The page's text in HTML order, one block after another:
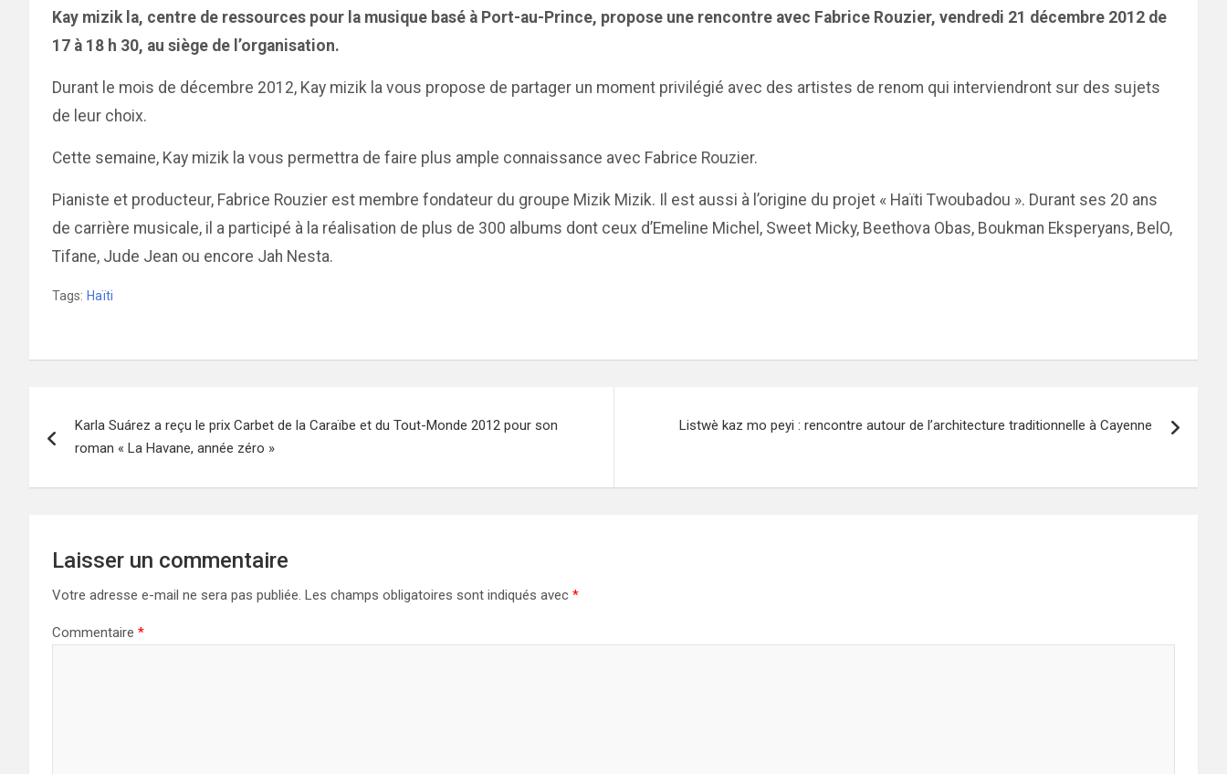
Kay mizik la, centre de ressources pour la musique basé à Port-au-Prince, propose une rencontre avec Fabrice Rouzier, vendredi 21 décembre 2012 de
17 à 18 h 30, au siège de l’organisation.
Durant le mois de décembre 2012, Kay mizik la vous propose de partager un moment privilégié avec des artistes de renom qui interviendront sur des sujets
de leur choix.
Cette semaine, Kay mizik la vous permettra de faire plus ample connaissance avec Fabrice Rouzier.
Pianiste et producteur, Fabrice Rouzier est membre fondateur du groupe Mizik Mizik. Il est aussi à l’origine du projet « Haïti Twoubadou ». Durant ses 20 ans
de carrière musicale, il a participé à la réalisation de plus de 300 albums dont ceux d’Emeline Michel, Sweet Micky, Beethova Obas, Boukman Eksperyans, BelO,
Tifane, Jude Jean ou encore Jah Nesta.
Tags: Haïti
de
l’article
Karla Suárez a reçu le prix Carbet de la Caraïbe et du Tout-Monde 2012 pour son
roman « La Havane, année zéro »
Listwè kaz mo peyi : rencontre autour de l’architecture traditionnelle à Cayenne
Laisser un commentaire
Votre adresse e-mail ne sera pas publiée. Les champs obligatoires sont indiqués avec *
Commentaire *